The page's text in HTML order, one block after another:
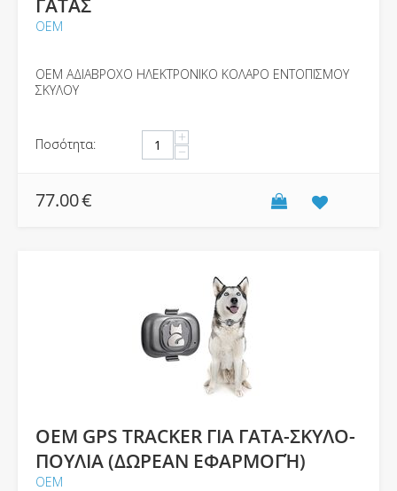
ΓΑΤΑΣ
ΟΕΜ
OEM ΑΔΙΑΒΡΟΧΟ ΗΛΕΚΤΡΟΝΙΚΟ ΚΟΛΑΡΟ ΕΝΤΟΠΙΣΜΟΥ
ΣΚΥΛΟΥ
Ποσότητα: +
−
77.00€
OEM GPS TRACKER ΓΙΑ ΓΑΤΑ-ΣΚΥΛΟ-
ΠΟΥΛΙΑ (ΔΩΡΕΑΝ ΕΦΑΡΜΟΓΉ)
ΟΕΜ